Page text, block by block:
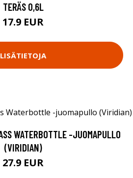
TERÄS 0,6L
17.9 EUR
LISÄTIETOJA
WATERBOTTLE -JUOMAPULLO
(VIRIDIAN)
27.9 EUR